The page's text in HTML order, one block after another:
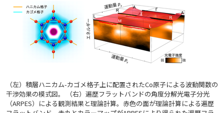
（左）積層ハニカム-カゴメ格子上に配置されたCo原子による波動関数の
干渉効果の模式図。 （右）遍歴フラットバンドの角度分解光電子分光
（ARPES）による観測結果と理論計算。赤色の面が理論計算による遍歴